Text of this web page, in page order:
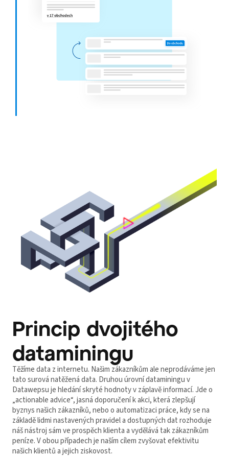
Princip dvojitého
dataminingu
Těžíme data z internetu. Našim zákazníkům ale neprodáváme jen
tato surová natěžená data. Druhou úrovní dataminingu v
Datawepsu je hledání skryté hodnoty v záplavě informací. Jde o
„actionable advice“, jasná doporučení k akci, která zlepšují
byznys našich zákazníků, nebo o automatizaci práce, kdy se na
základě lidmi nastavených pravidel a dostupných dat rozhoduje
náš nástroj sám ve prospěch klienta a vydělává tak zákazníkům
peníze. V obou případech je naším cílem zvyšovat efektivitu
našich klientů a jejich ziskovost.